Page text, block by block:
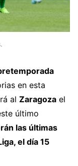
en esta
al Zaragoza el
último
las últimas
el día 15